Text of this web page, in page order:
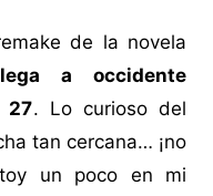
de la novela
a occidente
27. Lo curioso del
tan cercana… ¡no
un poco en mi